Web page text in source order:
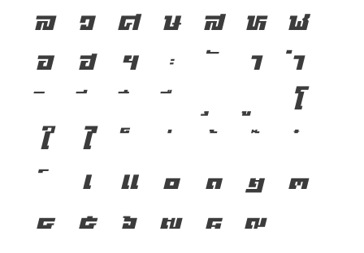
ล ว ศ ษ ส ห ฬ
อ ฮ ฯ ะ า ำ
โ
ใ ไ
เ แ ๐ ๑ ๒ ๓
๔ ๕ ๖ ๗ ๘ ๙